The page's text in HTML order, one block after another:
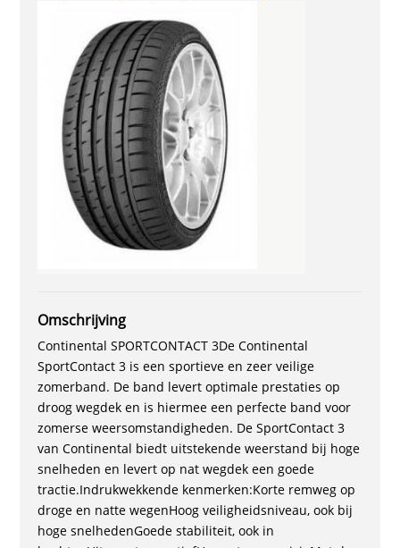
Omschrijving
Continental SPORTCONTACT 3De Continental
SportContact 3 is een sportieve en zeer veilige
zomerband. De band levert optimale prestaties op
droog wegdek en is hiermee een perfecte band voor
zomerse weersomstandigheden. De SportContact 3
van Continental biedt uitstekende weerstand bij hoge
snelheden en levert op nat wegdek een goede
tractie.Indrukwekkende kenmerken:Korte remweg op
droge en natte wegenHoog veiligheidsniveau, ook bij
hoge snelhedenGoede stabiliteit, ook in